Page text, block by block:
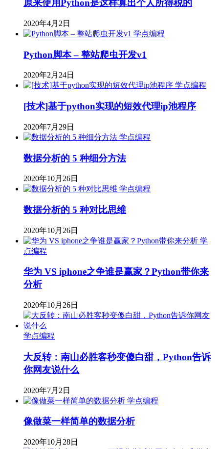
原来使用Python是这样算出个人所得税的
2020年4月2日
学点编程
Python脚本 – 整站爬虫开发v1
2020年2月24日
学点编程
[技术]基于python实现的短效代理ip池程序
2020年7月29日
学点编程
数据分析的 5 种细分方法
2020年10月26日
学点编程
数据分析的 5 种对比思维
2020年10月26日
学
点编程
华为 VS iphone之争谁是赢家？Python带你来
分析
2020年10月26日
学点编程
大反转：南山必胜客秒变傻白甜，Python告诉
你网友说什么
2020年7月2日
学点编程
像做菜一样简单的数据分析
2020年10月28日